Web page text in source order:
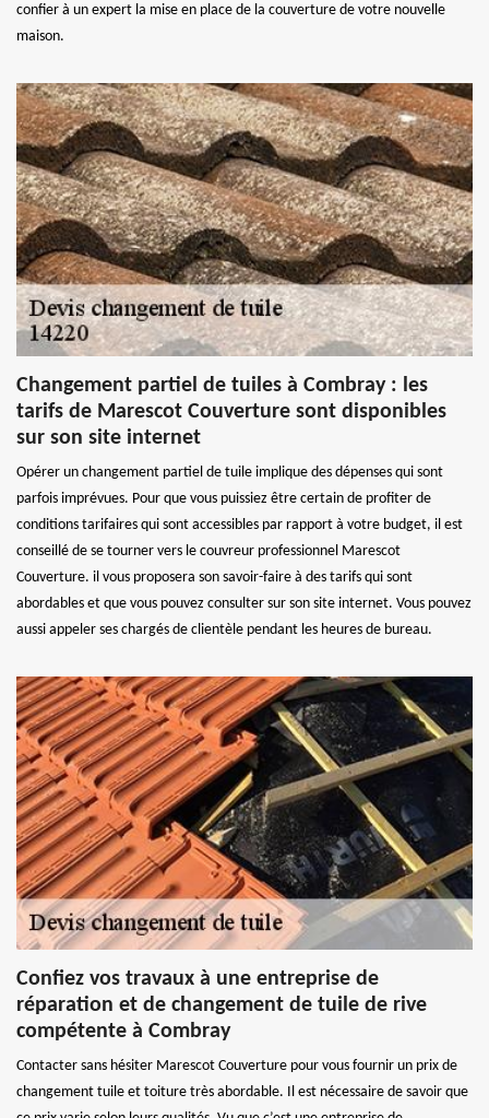
confier à un expert la mise en place de la couverture de votre nouvelle
maison.
Changement partiel de tuiles à Combray : les
tarifs de Marescot Couverture sont disponibles
sur son site internet
Opérer un changement partiel de tuile implique des dépenses qui sont
parfois imprévues. Pour que vous puissiez être certain de profiter de
conditions tarifaires qui sont accessibles par rapport à votre budget, il est
conseillé de se tourner vers le couvreur professionnel Marescot
Couverture. il vous proposera son savoir-faire à des tarifs qui sont
abordables et que vous pouvez consulter sur son site internet. Vous pouvez
aussi appeler ses chargés de clientèle pendant les heures de bureau.
Confiez vos travaux à une entreprise de
réparation et de changement de tuile de rive
compétente à Combray
Contacter sans hésiter Marescot Couverture pour vous fournir un prix de
changement tuile et toiture très abordable. Il est nécessaire de savoir que